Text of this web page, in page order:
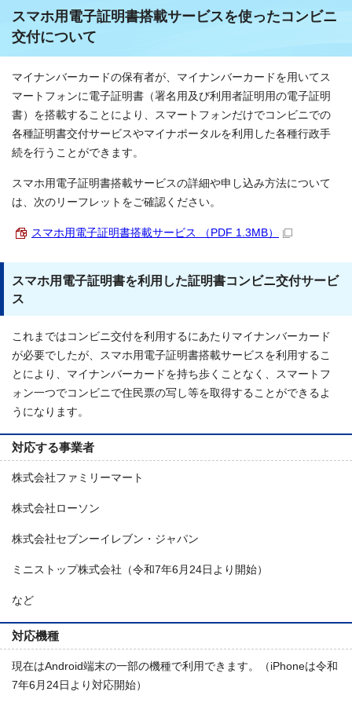
スマホ用電子証明書搭載サービスを使ったコンビニ
交付について
マイナンバーカードの保有者が、マイナンバーカードを用いてス
マートフォンに電子証明書（署名用及び利用者証明用の電子証明
書）を搭載することにより、スマートフォンだけでコンビニでの
各種証明書交付サービスやマイナポータルを利用した各種行政手
続を行うことができます。
スマホ用電子証明書搭載サービスの詳細や申し込み方法について
は、次のリーフレットをご確認ください。
スマホ用電子証明書搭載サービス （PDF 1.3MB）
スマホ用電子証明書を利用した証明書コンビニ交付サービ
ス
これまではコンビニ交付を利用するにあたりマイナンバーカード
が必要でしたが、スマホ用電子証明書搭載サービスを利用するこ
とにより、マイナンバーカードを持ち歩くことなく、スマートフ
ォン一つでコンビニで住民票の写し等を取得することができるよ
うになります。
対応する事業者
株式会社ファミリーマート
株式会社ローソン
株式会社セブンーイレブン・ジャパン
ミニストップ株式会社（令和7年6月24日より開始）
など
対応機種
現在はAndroid端末の一部の機種で利用できます。（iPhoneは令和
7年6月24日より対応開始）